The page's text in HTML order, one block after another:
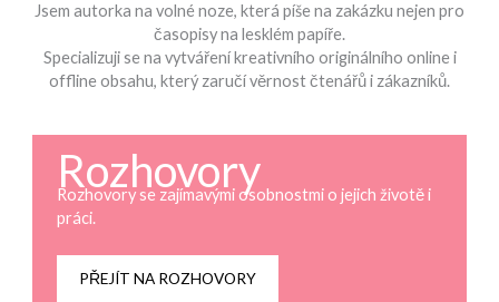
Jsem autorka na volné noze, která píše na zakázku nejen pro
časopisy na lesklém papíře.
Specializuji se na vytváření kreativního originálního online i
offline obsahu, který zaručí věrnost čtenářů i zákazníků.
Rozhovory
Rozhovory se zajímavými osobnostmi o jejich životě i
práci.
PŘEJÍT NA ROZHOVORY